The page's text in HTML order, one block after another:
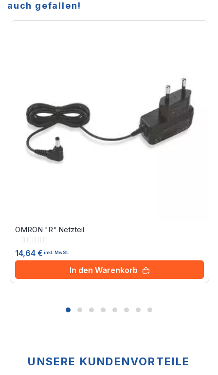
auch gefallen!
OMRON "R" Netzteil
Rating:
14,64 € inkl. MwSt.
In den Warenkorb
UNSERE KUNDENVORTEILE